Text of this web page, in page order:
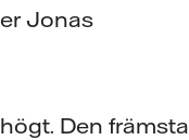
Jonas
Den främsta